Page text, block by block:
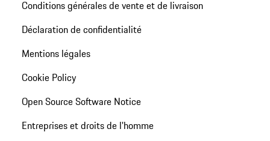
Conditions générales de vente et de livraison
Déclaration de confidentialité
Mentions légales
Cookie Policy
Open Source Software Notice
Entreprises et droits de l'homme